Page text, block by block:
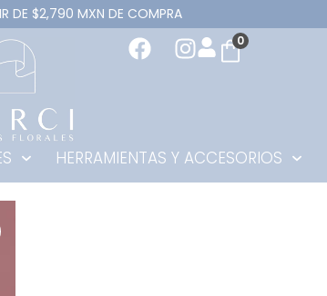
DE $2,790 MXN DE COMPRA
0
HERRAMIENTAS Y ACCESORIOS